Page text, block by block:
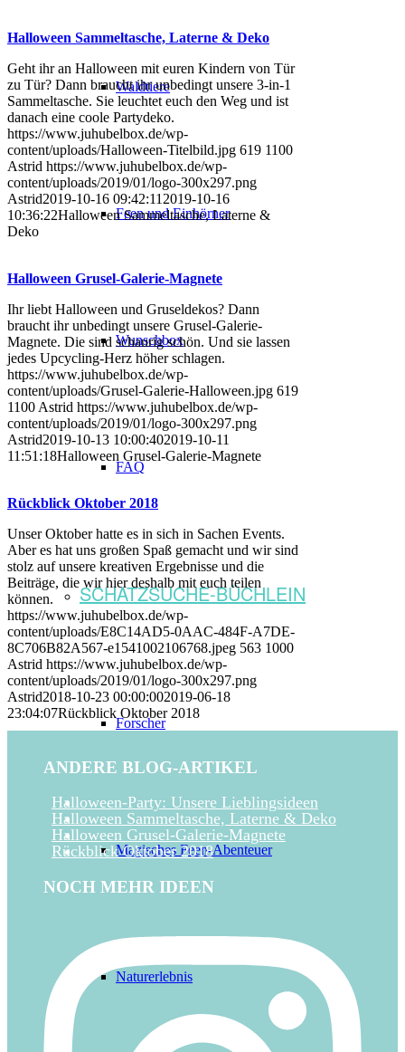
Waldtiere
Feen und Einhörner
Wunschbox
FAQ
SCHATZSUCHE-BÜCHLEIN
Forscher
Magisches Feen-Abenteuer
Naturerlebnis
Halloween Sammeltasche, Laterne & Deko
Geht ihr an Halloween mit euren Kindern von Tür
zu Tür? Dann braucht ihr unbedingt unsere 3-in-1
Sammeltasche. Sie leuchtet euch den Weg und ist
danach eine coole Partydeko.
https://www.juhubelbox.de/wp-
content/uploads/Halloween-Titelbild.jpg 619 1100
Astrid https://www.juhubelbox.de/wp-
content/uploads/2019/01/logo-300x297.png
Astrid2019-10-16 09:42:11 2019-10-16
10:36:22Halloween Sammeltasche, Laterne &
Deko
Halloween Grusel-Galerie-Magnete
Ihr liebt Halloween und Gruseldekos? Dann
braucht ihr unbedingt unsere Grusel-Galerie-
Magnete. Die sind schaurig schön. Und sie lassen
jedes Upcycling-Herz höher schlagen.
https://www.juhubelbox.de/wp-
content/uploads/Grusel-Galerie-Halloween.jpg 619
1100 Astrid https://www.juhubelbox.de/wp-
content/uploads/2019/01/logo-300x297.png
Astrid2019-10-13 10:00:402019-10-11
11:51:18Halloween Grusel-Galerie-Magnete
Rückblick Oktober 2018
Unser Oktober hatte es in sich in Sachen Events.
Aber es hat uns großen Spaß gemacht und wir sind
stolz auf unsere kreativen Ergebnisse und die
Beiträge, die wir hier deshalb mit euch teilen
können.
https://www.juhubelbox.de/wp-
content/uploads/E8C14AD5-0AAC-484F-A7DE-
8C706B82A567-e1541002106768.jpeg 563 1000
Astrid https://www.juhubelbox.de/wp-
content/uploads/2019/01/logo-300x297.png
Astrid2018-10-23 00:00:002019-06-18
23:04:07Rückblick Oktober 2018
ANDERE BLOG-ARTIKEL
Halloween-Party: Unsere Lieblingsideen
Halloween Sammeltasche, Laterne & Deko
Halloween Grusel-Galerie-Magnete
Rückblick Oktober 2018
NOCH MEHR IDEEN